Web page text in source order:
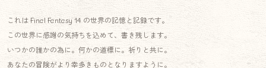
これは Final Fantasy 14 の世界の記憶と記録です。
この世界に感謝の気持ちを込めて、書き残します。
いつかの誰かの為に。何かの道標に。祈りと共に。
あなたの冒険がより幸多きものとなりますように。